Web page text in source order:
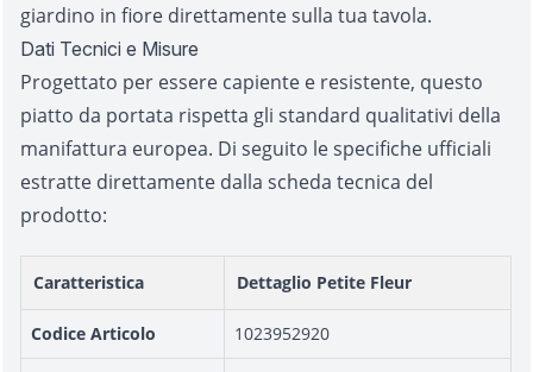
giardino in fiore direttamente sulla tua tavola.
Dati Tecnici e Misure
Progettato per essere capiente e resistente, questo
piatto da portata rispetta gli standard qualitativi della
manifattura europea. Di seguito le specifiche ufficiali
estratte direttamente dalla scheda tecnica del
prodotto:
Caratteristica Dettaglio Petite Fleur
Codice Articolo 1023952920